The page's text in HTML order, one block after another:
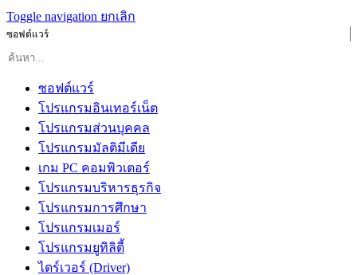
Toggle navigation ยกเลิก
ซอฟต์แวร์
ซอฟต์แวร์
โปรแกรมอินเทอร์เน็ต
โปรแกรมส่วนบุคคล
โปรแกรมมัลติมีเดีย
เกม PC คอมพิวเตอร์
โปรแกรมบริหารธุรกิจ
โปรแกรมการศึกษา
โปรแกรมเมอร์
โปรแกรมยูทิลิตี้
ไดร์เวอร์ (Driver)